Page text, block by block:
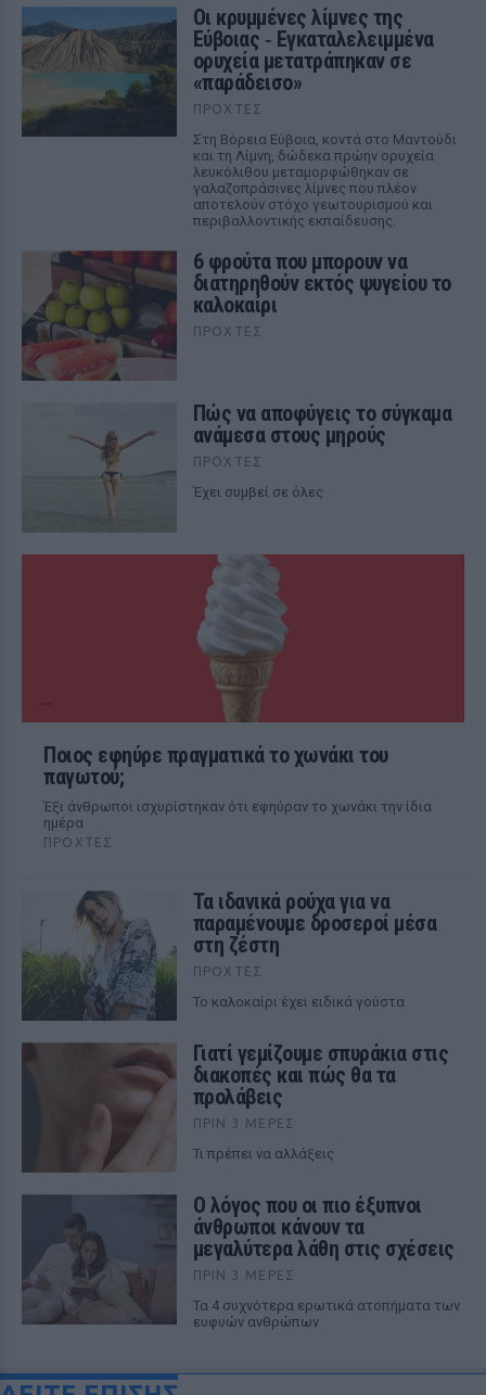
Οι κρυμμένες λίμνες της
Εύβοιας ‑ Εγκαταλελειμμένα
ορυχεία μετατράπηκαν σε
«παράδεισο»
ΠΡΟΧΤΈΣ
Στη Βόρεια Εύβοια, κοντά στο Μαντούδι
και τη Λίμνη, δώδεκα πρώην ορυχεία
λευκόλιθου μεταμορφώθηκαν σε
γαλαζοπράσινες λίμνες που πλέον
αποτελούν στόχο γεωτουρισμού και
περιβαλλοντικής εκπαίδευσης.
6 φρούτα που μπορουν να
διατηρηθούν εκτός ψυγείου το
καλοκαίρι
ΠΡΟΧΤΈΣ
Πώς να αποφύγεις το σύγκαμα
ανάμεσα στους μηρούς
ΠΡΟΧΤΈΣ
Έχει συμβεί σε όλες
Ποιος εφηύρε πραγματικά το χωνάκι του
παγωτού;
Έξι άνθρωποι ισχυρίστηκαν ότι εφηύραν το χωνάκι την ίδια
ημέρα
ΠΡΟΧΤΈΣ
Τα ιδανικά ρούχα για να
παραμένουμε δροσεροί μέσα
στη ζέστη
ΠΡΟΧΤΈΣ
To καλοκαίρι έχει ειδικά γούστα
Γιατί γεμίζουμε σπυράκια στις
διακοπές και πώς θα τα
προλάβεις
ΠΡΙΝ 3 ΜΈΡΕΣ
Τι πρέπει να αλλάξεις
Ο λόγος που οι πιο έξυπνοι
άνθρωποι κάνουν τα
μεγαλύτερα λάθη στις σχέσεις
ΠΡΙΝ 3 ΜΈΡΕΣ
Τα 4 συχνότερα ερωτικά ατοπήματα των
ευφυών ανθρώπων